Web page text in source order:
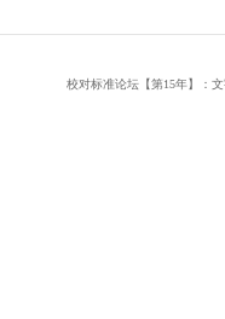
校对标准论坛【第15年】：